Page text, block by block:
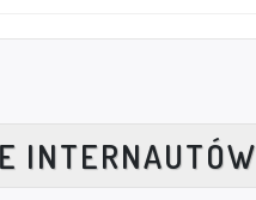
INTERNAUTÓW